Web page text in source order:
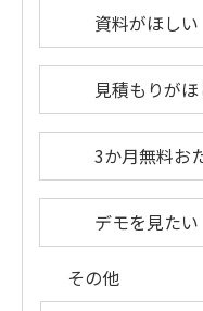
資料がほしい
見積もりが
3か月無料お
デモを見たい
その他